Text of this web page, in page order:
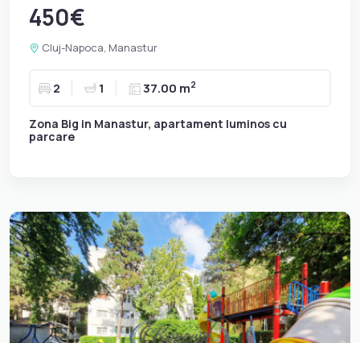
450€
Cluj-Napoca, Manastur
2 1 37.00 m2
Zona Big in Manastur, apartament luminos cu
parcare